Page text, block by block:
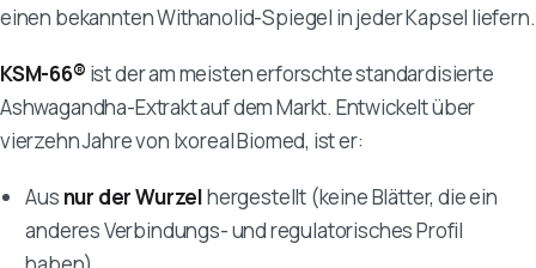
einen bekannten Withanolid-Spiegel in jeder Kapsel liefern.
KSM-66® ist der am meisten erforschte standardisierte
Ashwagandha-Extrakt auf dem Markt. Entwickelt über
vierzehn Jahre von Ixoreal Biomed, ist er:
Aus nur der Wurzelhergestellt (keine Blätter, die ein
anderes Verbindungs- und regulatorisches Profil